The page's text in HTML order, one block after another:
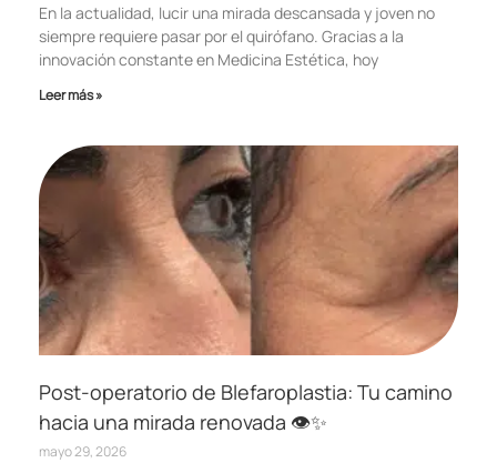
En la actualidad, lucir una mirada descansada y joven no
siempre requiere pasar por el quirófano. Gracias a la
innovación constante en Medicina Estética, hoy
Leer más »
Post-operatorio de Blefaroplastia: Tu camino
hacia una mirada renovada 👁️✨
mayo 29, 2026